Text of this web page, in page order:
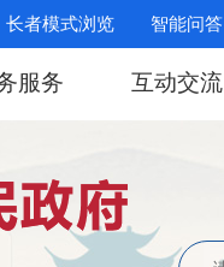
长者模式浏览 智能问答
服务 互动交流